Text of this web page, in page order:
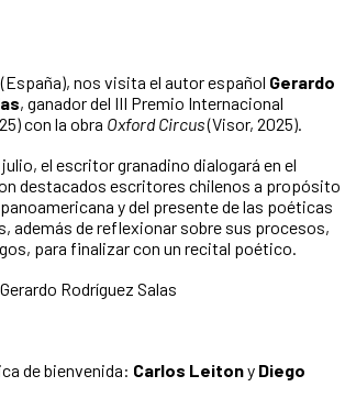
(España), nos visita el autor español Gerardo
, ganador del III Premio Internacional
con la obra Oxford Circus(Visor, 2025).
el escritor granadino dialogará en el
destacados escritores chilenos a propósito
y del presente de las poéticas
además de reflexionar sobre sus procesos,
para finalizar con un recital poético.
Rodríguez Salas
de bienvenida: Carlos Leitony Diego